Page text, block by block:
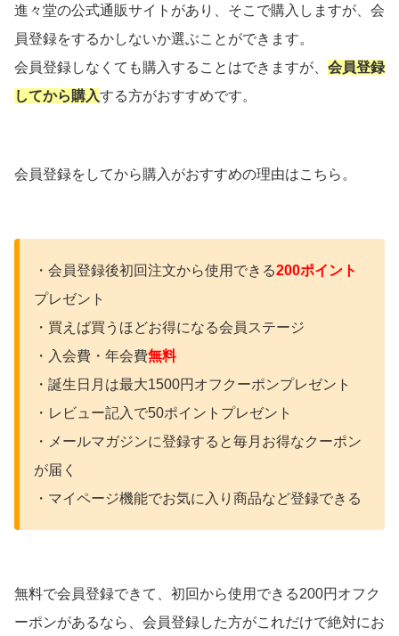
進々堂の公式通販サイトがあり、そこで購入しますが、会
員登録をするかしないか選ぶことができます。
会員登録しなくても購入することはできますが、 会員登録
してから購入する方がおすすめです。
会員登録をしてから購入がおすすめの理由はこちら。
・会員登録後初回注文から使用できる200ポイント
プレゼント
・買えば買うほどお得になる会員ステージ
・入会費・年会費無料
・誕生日月は最大1500円オフクーポンプレゼント
・レビュー記入で50ポイントプレゼント
・メールマガジンに登録すると毎月お得なクーポン
が届く
・マイページ機能でお気に入り商品など登録できる
無料で会員登録できて、初回から使用できる200円オフク
ーポンがあるなら、会員登録した方がこれだけで絶対にお